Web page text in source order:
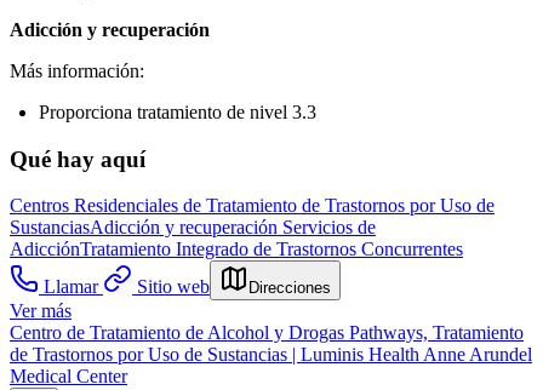
Adicción y recuperación
Más información:
Proporciona tratamiento de nivel 3.3
Qué hay aquí
Centros Residenciales de Tratamiento de Trastornos por Uso de
SustanciasAdicción y recuperación Servicios de
AdicciónTratamiento Integrado de Trastornos Concurrentes
Llamar
Sitio web Direcciones
Ver más
Centro de Tratamiento de Alcohol y Drogas Pathways, Tratamiento
de Trastornos por Uso de Sustancias | Luminis Health Anne Arundel
Medical Center